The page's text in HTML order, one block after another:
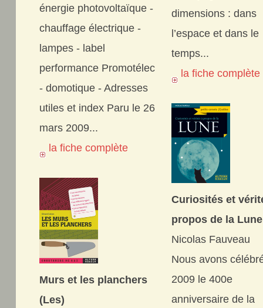
énergie photovoltaïque -
chauffage électrique -
lampes - label
performance Promotélec
- domotique - Adresses
utiles et index Paru le 26
mars 2009...
la fiche complète
Murs et les planchers
(Les)
dimensions : dans
l’espace et dans le
temps...
la fiche complète
Curiosités et
propos de la Lune
Nicolas Fauveau
Nous avons
2009 le 400e
anniversaire de la